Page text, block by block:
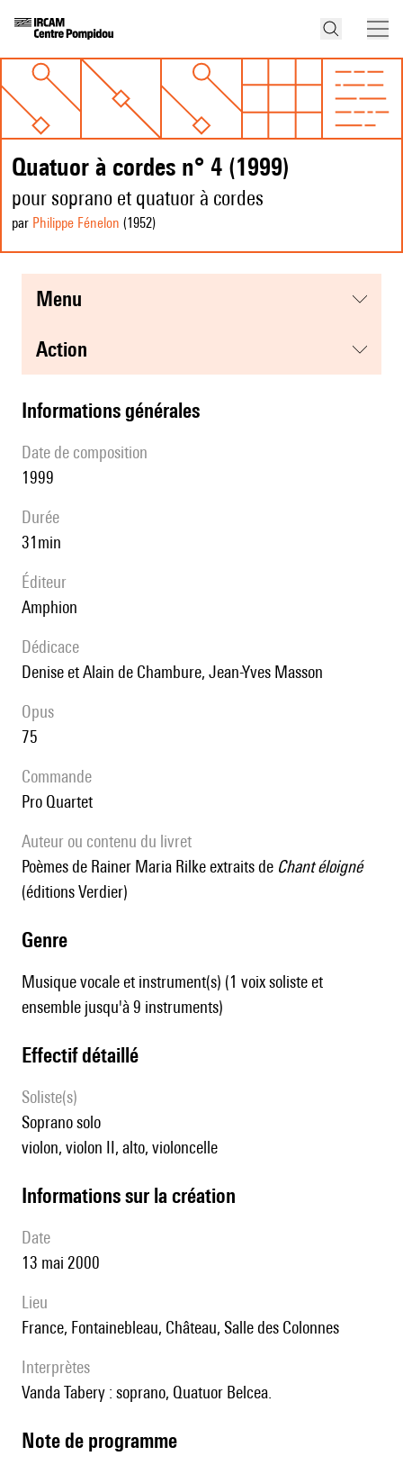
Quatuor à cordes n° 4 (1999)
pour soprano et quatuor à cordes
par Philippe Fénelon (1952)
menu
action
informations générales
date de composition
1999
durée
31min
éditeur
Amphion
Dédicace
Denise et Alain de Chambure, Jean-Yves Masson
Opus
75
Commande
Pro Quartet
Auteur ou contenu du livret
poèmes de Rainer Maria Rilke extraits de Chant éloigné
(éditions Verdier)
genre
Musique vocale et instrument(s) (1 voix soliste et
ensemble jusqu'à 9 instruments)
effectif détaillé
Soliste(s)
soprano solo
violon, violon II, alto, violoncelle
informations sur la création
date
13 mai 2000
lieu
France, Fontainebleau, Château, Salle des Colonnes
interprètes
Vanda Tabery : soprano, Quatuor Belcea.
Note de programme